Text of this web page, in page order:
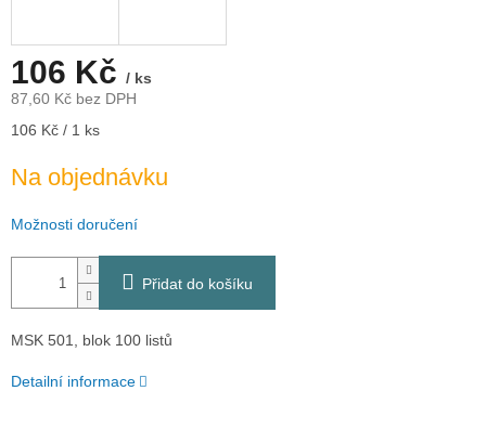
106 Kč / ks
87,60 Kč bez DPH
Měrná
106 Kč / 1 ks
Na objednávku
Možnosti doručení
Přidat do košíku
MSK 501, blok 100 listů
Detailní informace